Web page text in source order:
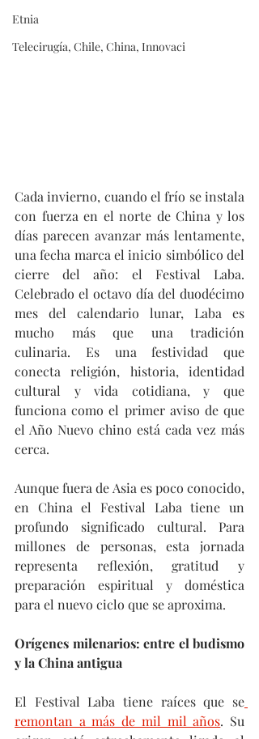
Etnia
Telecirugía, Chile, China, Innovaci
Cada invierno, cuando el frío se instala
con fuerza en el norte de China y los
días parecen avanzar más lentamente,
una fecha marca el inicio simbólico del
cierre del año: el Festival Laba.
Celebrado el octavo día del duodécimo
mes del calendario lunar, Laba es
mucho más que una tradición
culinaria. Es una festividad que
conecta religión, historia, identidad
cultural y vida cotidiana, y que
funciona como el primer aviso de que
el Año Nuevo chino está cada vez más
cerca.
Aunque fuera de Asia es poco conocido,
en China el Festival Laba tiene un
profundo significado cultural. Para
millones de personas, esta jornada
representa reflexión, gratitud y
preparación espiritual y doméstica
para el nuevo ciclo que se aproxima.
Orígenes milenarios: entre el budismo
y la China antigua
El Festival Laba tiene raíces que se
remontan a más de mil mil años. Su